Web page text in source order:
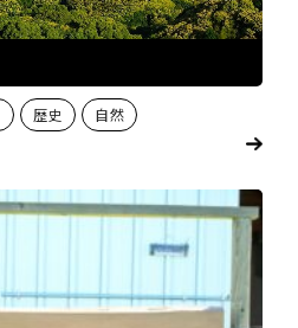
歴史 自然